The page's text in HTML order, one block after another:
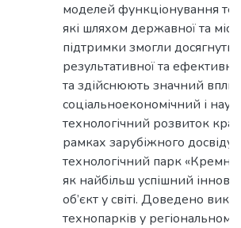
моделей функціонування
які шляхом державної та
підтримки змогли досягнути
результативної та
та здійснюють значний
соціальноекономічний і
технологічний розвиток
рамках зарубіжного досвіду
технологічний парк
як найбільш успішний
об’єкт у світі. Доведено
технопарків у